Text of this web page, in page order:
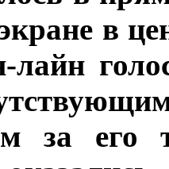
в
лайн
за его